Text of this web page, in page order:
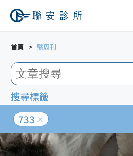
首頁 醫周刊
搜尋標籤
733